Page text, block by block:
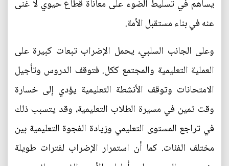
يساهم في تسليط الضوء على معاناة قطاع حيوي لا غنى
عنه في بناء مستقبل الأمة.
وعلى الجانب السلبي، يحمل الإضراب تبعات كبيرة على
العملية التعليمية والمجتمع ككل. فتوقف الدروس وتأجيل
الامتحانات وتوقف الأنشطة التعليمية يؤدي إلى خسارة
وقت ثمين في مسيرة الطلاب التعليمية، وقد يتسبب ذلك
في تراجع المستوى التعليمي وزيادة الفجوة التعليمية بين
مختلف الفئات. كما أن استمرار الإضراب لفترات طويلة